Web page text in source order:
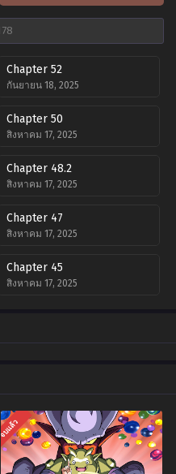
Chapter 52
กันยายน 18, 2025
Chapter 50
สิงหาคม 17, 2025
Chapter 48.2
สิงหาคม 17, 2025
Chapter 47
สิงหาคม 17, 2025
Chapter 45
สิงหาคม 17, 2025
Chapter 40.1
สิงหาคม 17, 2025
Chapter 38
จบแล้ว